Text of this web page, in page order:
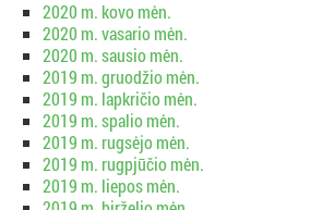
2020 m. kovo mėn.
2020 m. vasario mėn.
2020 m. sausio mėn.
2019 m. gruodžio mėn.
2019 m. lapkričio mėn.
2019 m. spalio mėn.
2019 m. rugsėjo mėn.
2019 m. rugpjūčio mėn.
2019 m. liepos mėn.